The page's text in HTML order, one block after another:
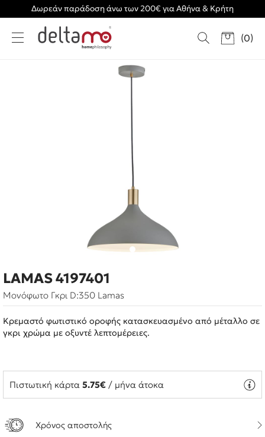
Δωρεάν παράδοση άνω των 200€ για Αθήνα & Κρήτη
(0)
LAMAS 4197401
Μονόφωτο Γκρι D:350 Lamas
Κρεμαστό φωτιστικό οροφής κατασκευασμένο από μέταλλο σε
γκρι χρώμα με οξυντέ λεπτομέρειες.
Πιστωτική κάρτα 5.75€ / μήνα άτοκα
Χρόνος αποστολής